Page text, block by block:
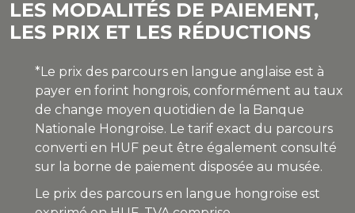
LES MODALITÉS DE PAIEMENT,
LES PRIX ET LES RÉDUCTIONS
*Le prix des parcours en langue anglaise est à
payer en forint hongrois, conformément au taux
de change moyen quotidien de la Banque
Nationale Hongroise. Le tarif exact du parcours
converti en HUF peut être également consulté
sur la borne de paiement disposée au musée.
Le prix des parcours en langue hongroise est